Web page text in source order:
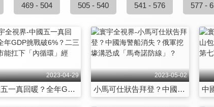
469 - 504 505 - 540 541 - 576 577 -
2023-04-29
中國五一真回暖？全年GDP挑戰破6%？二三線城市能扛下「內循環」經濟？
2023-05-02
小馬可仕狀告拜登？中國海警船消失？俄軍挖壕溝恐成「馬奇諾防線」？